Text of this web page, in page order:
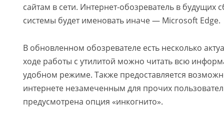
сайтам в сети. Интернет-обозреватель в будущих
системы будет именовать иначе — Microsoft Edge.
В обновленном обозревателе есть несколько
ходе работы с утилитой можно читать всю
удобном режиме. Также предоставляется
интернете незамеченным для прочих
предусмотрена опция «инкогнито».